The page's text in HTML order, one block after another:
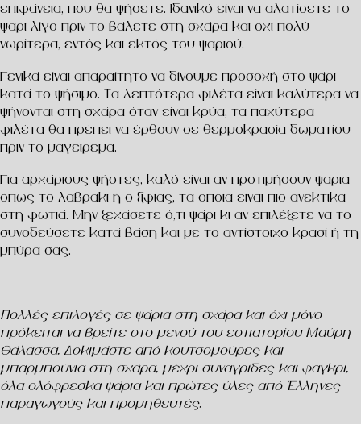
επιφάνεια, που θα ψήσετε. Ιδανικό είναι να αλατίσετε το
ψάρι λίγο πριν το βάλετε στη σχάρα και όχι πολύ
νωρίτερα, εντός και εκτός του ψαριού.
Γενικά είναι απαραίτητο να δίνουμε προσοχή στο ψάρι
κατά το ψήσιμο. Τα λεπτότερα φιλέτα είναι καλύτερα να
ψήνονται στη σχάρα όταν είναι κρύα, τα παχύτερα
φιλέτα θα πρέπει να έρθουν σε θερμοκρασία δωματίου
πριν το μαγείρεμα.
Για αρχάριους ψήστες, καλό είναι αν προτιμήσουν ψάρια
όπως το λαβράκι ή ο ξιφίας, τα οποία είναι πιο ανεκτικά
στη φωτιά. Μην ξεχάσετε ό,τι ψάρι κι αν επιλέξετε να το
συνοδεύσετε κατά βάση και με το αντίστοιχο κρασί ή τη
μπύρα σας.
Πολλές επιλογές σε ψάρια στη σχάρα και όχι μόνο
πρόκειται να βρείτε στο μενού του εστιατορίου Μαύρη
Θάλασσα. Δοκιμάστε από κουτσομούρες και
μπαρμπούνια στη σχάρα, μέχρι συναγρίδες και φαγκρί,
όλα ολόφρεσκα ψάρια και πρώτες ύλες από Έλληνες
παραγωγούς και προμηθευτές.